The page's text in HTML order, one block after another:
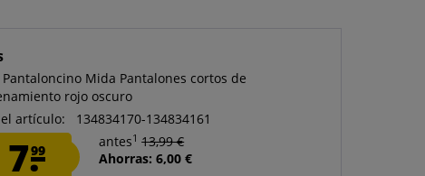
Pantaloncino Mida Pantalones cortos de
rojo oscuro
artículo:
134834170-134834161
7.99
antes1 13,99 €
Ahorras: 6,00 €